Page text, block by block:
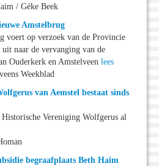
/ Géke Beek
Amstelbrug
voert op verzoek van de Provincie
naar de vervanging van de
Ouderkerk en Amstelveen lees
Weekblad
van Aemstel bestaat sinds
Historische Vereniging Wolfgerus al
begraafplaats Beth Haim